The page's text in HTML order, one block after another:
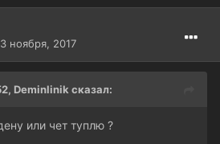
ноября, 2017
Deminlinik сказал:
или чет туплю ?